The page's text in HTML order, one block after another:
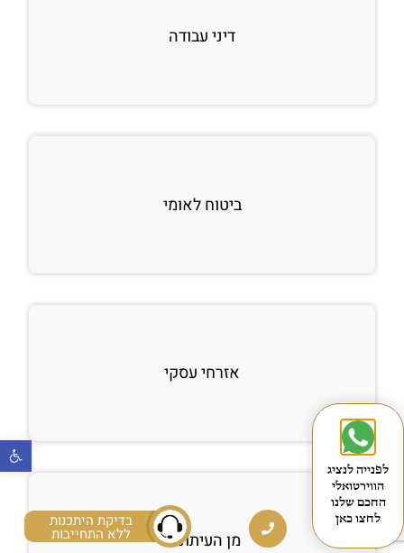
בדיקת היתכנות
ללא התחייבות
דיני עבודה
ביטוח לאומי
אזרחי עסקי
מן העיתונות
לפנייה לנציג
הווירטואלי
החכם שלנו
לחצו כאן